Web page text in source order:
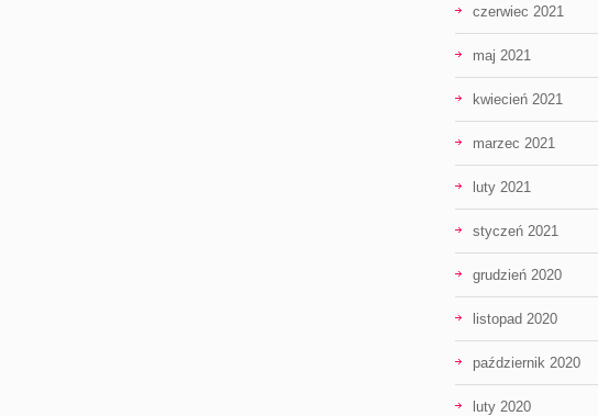
czerwiec 2021
maj 2021
kwiecień 2021
marzec 2021
luty 2021
styczeń 2021
grudzień 2020
listopad 2020
październik 2020
luty 2020